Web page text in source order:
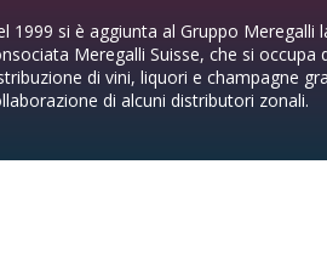
1999 si è aggiunta al Gruppo Meregalli
Meregalli Suisse, che si occupa
di vini, liquori e champagne
di alcuni distributori zonali.